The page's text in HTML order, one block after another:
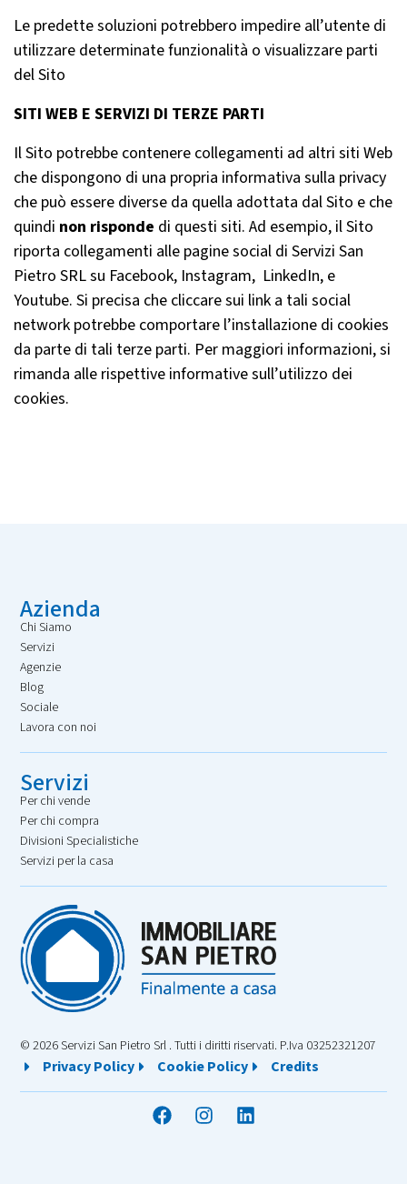
Le predette soluzioni potrebbero impedire all’utente di
utilizzare determinate funzionalità o visualizzare parti
del Sito
SITI WEB E SERVIZI DI TERZE PARTI
Il Sito potrebbe contenere collegamenti ad altri siti Web
che dispongono di una propria informativa sulla privacy
che può essere diverse da quella adottata dal Sito e che
quindi non risponde di questi siti. Ad esempio, il Sito
riporta collegamenti alle pagine social di Servizi San
Pietro SRL su Facebook, Instagram, LinkedIn, e
Youtube. Si precisa che cliccare sui link a tali social
network potrebbe comportare l’installazione di cookies
da parte di tali terze parti. Per maggiori informazioni, si
rimanda alle rispettive informative sull’utilizzo dei
cookies.
© 2026 Servizi San Pietro Srl . Tutti i diritti riservati. P.Iva 03252321207
Privacy Policy Cookie Policy Credits
Azienda
Chi Siamo
Servizi
Agenzie
Blog
Sociale
Lavora con noi
Servizi
Per chi vende
Per chi compra
Divisioni Specialistiche
Servizi per la casa